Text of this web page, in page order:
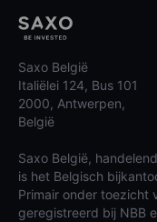
Saxo België
Italiëlei 124, Bus 101
2000, Antwerpen,
België
Saxo België,
is het Belgisch
Primair onder toezicht
geregistreerd bij NBB